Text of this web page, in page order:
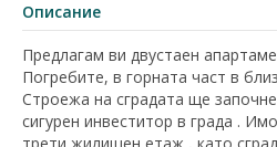
Описание
Предлагам ви двустаен
Погребите, в горната част в
Строежа на сградата ще
сигурен инвеститор в града .